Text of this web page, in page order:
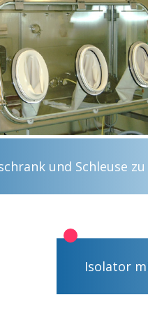
und Schleuse zu
Isolator